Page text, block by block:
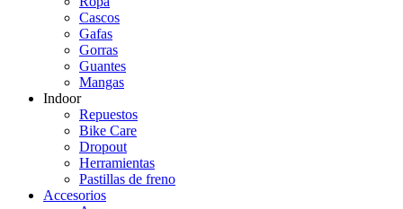
Cascos
Gafas
Gorras
Guantes
Mangas
Indoor
Repuestos
Bike Care
Dropout
Herramientas
Pastillas de freno
Accesorios